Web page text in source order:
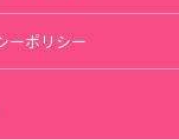
ーポリシー